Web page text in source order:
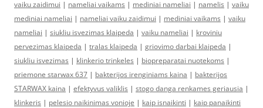
vaiku zaidimui | nameliai vaikams | mediniai nameliai | namelis | vaiku
mediniai nameliai | nameliai vaiku zaidimui | mediniai vaikams | vaiku
nameliai | siukliu isvezimas klaipeda | vaiku nameliai | kroviniu
pervezimas klaipeda | tralas klaipeda | griovimo darbai klaipeda |
siukliu isvezimas | klinkerio trinkeles | biopreparatai nuotekoms |
priemone starwax 637 | bakterijos irenginiams kaina | bakterijos
STARWAX kaina | efektyvus valiklis | stogo danga renkames geriausia |
klinkeris | pelesio naikinimas vonioje | kaip isnaikinti | kaip panaikinti